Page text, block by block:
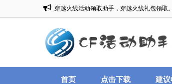
穿越火线活动领取助手，穿越火线礼包领取。
首页 点击下载 建议